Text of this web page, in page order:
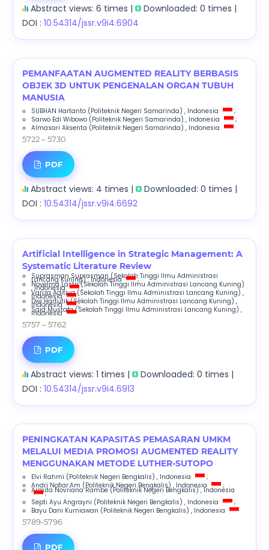
Abstract views: 6 times |
Downloaded: 0 times |
DOI : 10.54314/jssr.v9i4.6904
PEMANFAATAN AUGMENTED REALITY BERBASIS
OBJEK 3D UNTUK PENGENALAN ORGAN TUBUH
MANUSIA
SUBHAN Hartanto (Politeknik Negeri Samarinda) , Indonesia
;
Sarwo Edi Wibowo (Politeknik Negeri Samarinda) , Indonesia
;
Almasari Aksenta (Politeknik Negeri Samarinda) , Indonesia
5722 – 5730
PDF
Abstract views: 4 times |
Downloaded: 0 times |
DOI : 10.54314/jssr.v9i4.6692
Artificial Intelligence in Strategic Management: A
Systematic Literature Review
Suprasman Suprasman(Sekolah Tinggi Ilmu Administrasi
Lancang Kuning) , Indonesia ;
Novelma Lastri(Sekolah Tinggi Ilmu Administrasi Lancang Kuning)
, Indonesia ;
Variza Aditiya(Sekolah Tinggi Ilmu Administrasi Lancang Kuning) ,
Indonesia ;
Dwi Hartutik(Sekolah Tinggi Ilmu Administrasi Lancang Kuning) ,
Indonesia ;
Said Mustafa(Sekolah Tinggi Ilmu Administrasi Lancang Kuning) ,
Indonesia
5757 – 5762
PDF
Abstract views: 1 times |
Downloaded: 0 times |
DOI : 10.54314/jssr.v9i4.6913
PENINGKATAN KAPASITAS PEMASARAN UMKM
MELALUI MEDIA PROMOSI AUGMENTED REALITY
MENGGUNAKAN METODE LUTHER-SUTOPO
Elvi Rahmi (Politeknik Negeri Bengkalis) , Indonesia
;
Andri Nofiar.Am (Politeknik Negeri Bengkalis) , Indonesia ;
Armita Novriana Rambe(Politeknik Negeri Bengkalis) , Indonesia
;
Septi Ayu Angrayni (Politeknik Negeri Bengkalis) , Indonesia
;
Bayu Dani Kurniawan (Politeknik Negeri Bengkalis) , Indonesia
5789-5796
PDF